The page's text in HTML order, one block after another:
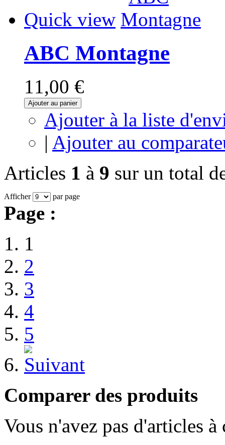
Quick view
ABC Montagne
11,00 €
Ajouter au panier
Ajouter à la liste
| Ajouter au
Articles 1 à 9 sur un total
Afficher par page
Page :
1
2
3
4
5
Comparer des produits
Vous n'avez pas d'articles à